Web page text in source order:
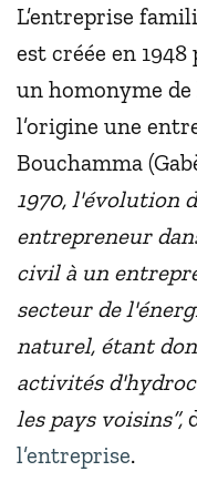
L’entreprise
est créée en
un homonyme de
l’origine une
Bouchamma
1970, l'évolution
entrepreneur
civil à un
secteur de
naturel, étant
activités
les pays voisins”,
l’entreprise.